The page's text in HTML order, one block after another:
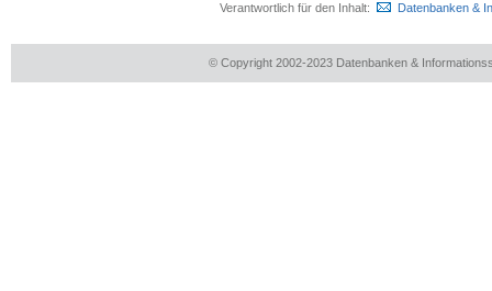
Verantwortlich für den Inhalt: Datenbanken &
© Copyright 2002-2023 Datenbanken &